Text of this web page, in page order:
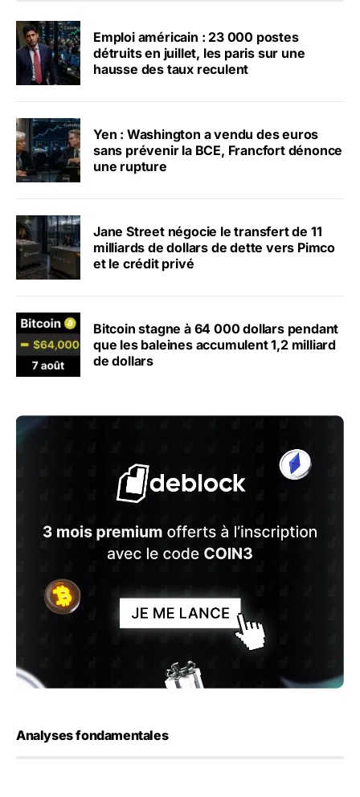
Emploi américain : 23 000 postes
détruits en juillet, les paris sur une
hausse des taux reculent
Yen : Washington a vendu des euros
sans prévenir la BCE, Francfort dénonce
une rupture
Jane Street négocie le transfert de 11
milliards de dollars de dette vers Pimco
et le crédit privé
Bitcoin stagne à 64 000 dollars pendant
que les baleines accumulent 1,2 milliard
de dollars
Analyses fondamentales